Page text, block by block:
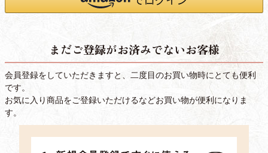
まだご登録がお済みでないお客様
会員登録をしていただきますと、二度目のお買い物時にとても便利
です。
お気に入り商品をご登録いただけるなどお買い物が便利になりま
す。